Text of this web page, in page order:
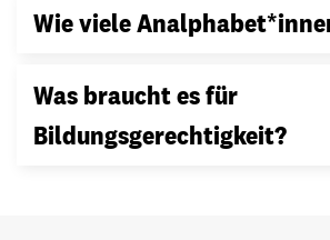
Wie viele
Was braucht es für
Bildungsgerechtigkeit?